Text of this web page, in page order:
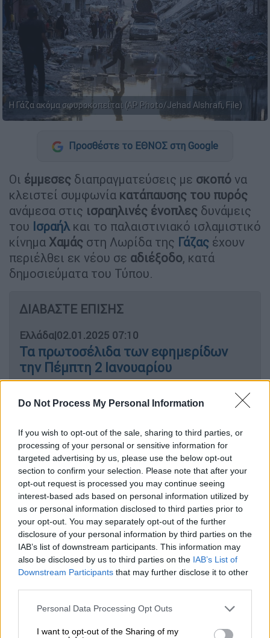
Do Not Process My Personal Information
If you wish to opt-out of the sale, sharing to third parties, or
processing of your personal or sensitive information for
targeted advertising by us, please use the below opt-out
section to confirm your selection. Please note that after your
opt-out request is processed you may continue seeing
interest-based ads based on personal information utilized by
us or personal information disclosed to third parties prior to
your opt-out. You may separately opt-out of the further
disclosure of your personal information by third parties on the
IAB’s list of downstream participants. This information may
also be disclosed by us to third parties on the IAB’s List of
Downstream Participants that may further disclose it to other
Please note that this website/app uses one or more Google
not limited to your visit or usage behaviour. You may click to
Personal Data Processing Opt Outs
I want to opt-out of the Sharing of my
Η Γάζα ακόμα σφυροκοπείται (AP Photo/Jehad Alshrafi, File)
Προσθέστε το ΕΘΝΟΣ στη Google
Οι έμμεσες διαπραγματεύσεις με σκοπό να
κλειστεί συμφωνία κατάπαυσης του πυρός
ανάμεσα στις ισραηλινές ένοπλες δυνάμεις
του Ισραήλ και το παλαιστινιακό ισλαμιστικό
κίνημα Χαμάς στη Λωρίδα της Γάζας έχουν
περιέλθει εκ νέου σε αδιέξοδο, κατά
δημοσιεύματα του Τύπου.
ΔΙΑΒΑΣΤΕ ΕΠΙΣΗΣ
Ελλάδα|02.01.2025 07:10
Τα πρωτοσέλιδα των εφημερίδων
την Πέμπτη 2 Ιανουαρίου
Κόσμος|02.01.2025 07:18
της επίθεσης με την έκρηξη στο Λας
Βέγκας - Εμπνευσμένος από τον ISIS ο
δράστης
Η απειλή Τραμπ στη Χαμάς
Ισραηλινοί αξιωματούχοιδήλωσαν πως η
Χαμάς «συνεχίζει να αρνείται» να
της στηΛωρίδα της Γάζας, ανέφερε η
εφημερίδα Times of Israel την Τετάρτη.